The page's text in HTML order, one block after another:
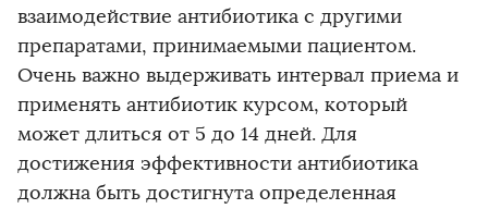
взаимодействие антибиотика с другими
препаратами, принимаемыми пациентом.
Очень важно выдерживать интервал приема и
применять антибиотик курсом, который
может длиться от 5 до 14 дней. Для
достижения эффективности антибиотика
должна быть достигнута определенная